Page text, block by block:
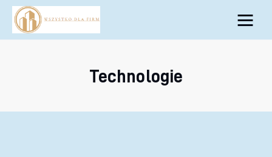
Technologie
Biznes
Inwestycje